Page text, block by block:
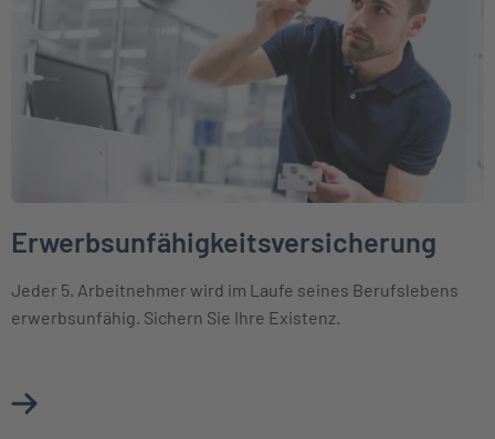
Erwerbsunfähigkeitsversicherung
Jeder 5. Arbeitnehmer wird im Laufe seines Berufslebens
erwerbsunfähig. Sichern Sie Ihre Existenz.
Mehr über Erwerbsunfähigkeitsversicherung erfahren